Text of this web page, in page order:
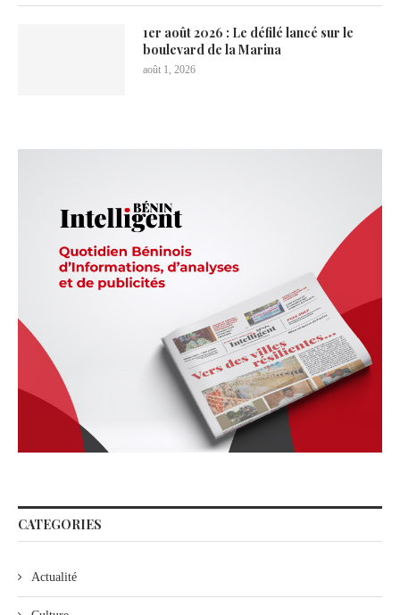
1er août 2026 : Le défilé lancé sur le
boulevard de la Marina
août 1, 2026
CATEGORIES
Actualité